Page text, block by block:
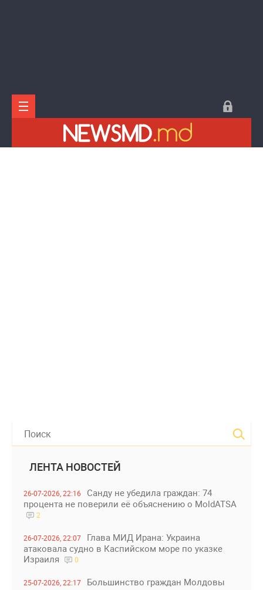
ЛЕНТА НОВОСТЕЙ
26-07-2026, 22:16
Санду не убедила граждан: 74
процента не поверили её объяснению о MoldATSA
2
26-07-2026, 22:07
Глава МИД Ирана: Украина
атаковала судно в Каспийском море по указке
Израиля
0
25-07-2026, 22:17
Большинство граждан Молдовы